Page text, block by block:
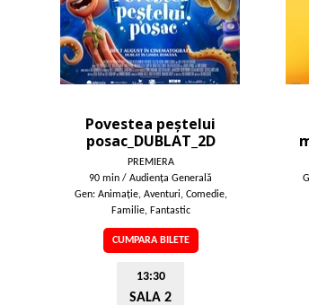
Povestea peștelui
posac_DUBLAT_2D
PREMIERA
90 min / Audienţa Generală
Gen: Animaţie, Aventuri, Comedie,
Familie, Fantastic
CUMPARA BILETE
13:30
SALA 2